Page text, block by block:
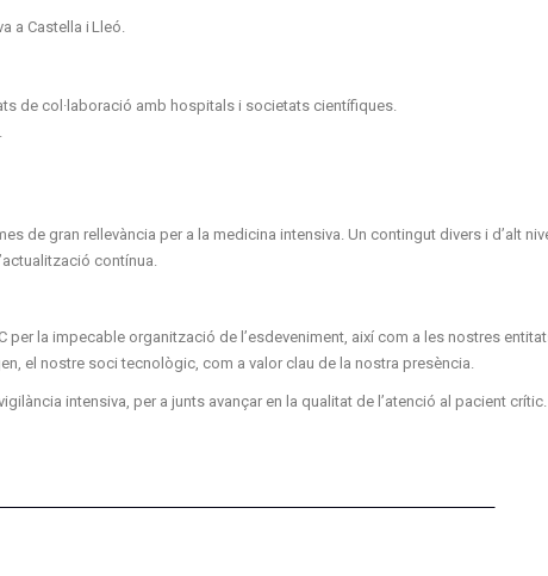
a Castella i Lleó.
de col·laboració amb hospitals i societats científiques.
de gran rellevància per a la medicina intensiva. Un contingut divers i d’alt
contínua.
per la impecable organització de l’esdeveniment, així com a les nostres
el nostre soci tecnològic, com a valor clau de la nostra presència.
intensiva, per a junts avançar en la qualitat de l’atenció al pacient crític.